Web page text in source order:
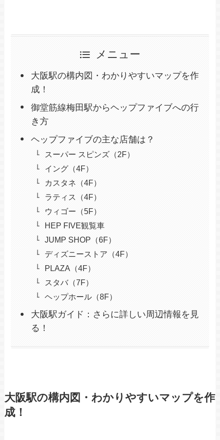
メニュー
大阪駅の構内図・わかりやすいマップを作
成！
御堂筋線梅田駅からヘップファイブへの行
き方
ヘップファイブの主な店舗は？
スーパー スピンズ（2F）
イング（4F）
カスタネ（4F）
ラティス（4F）
ウィゴー（5F）
HEP FIVE観覧車
JUMP SHOP（6F）
ディズニーストア（4F）
PLAZA（4F）
スタバ（7F）
ヘップホール（8F）
大阪駅ガイド：さらに詳しい周辺情報を見
る！
大阪駅の構内図・わかりやすいマップを作
成！